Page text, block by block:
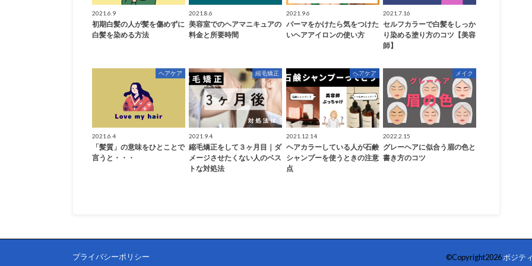
2021.6.9
初期白髪の人が髪を傷めずに
白髪を染める方法
2021.8.6
美容室でのヘアマニキュアの
料金と所要時間
2021.9.6
パーマをかけたら気をつけた
いヘアアイロンの使い方
2021.7.16
セルフカラーで白髪をしっか
り染める塗り方のコツ【美容
師】
ヘアケア
2021.6.4
「髪質」の意味をひとことで
言うと・・・
縮毛矯正
2021.9.4
縮毛矯正をして３ヶ月目｜ダ
メージさせたくない人のベス
トな対処法
ヘアケア
2021.12.14
ヘアカラーしている人が石鹸
シャンプーを使うときの注意
点
メイク
2022.2.15
グレーヘアに似合う眉の色と
書き方のコツ
プライバシーポリシー ©Copyright2026ポジテ